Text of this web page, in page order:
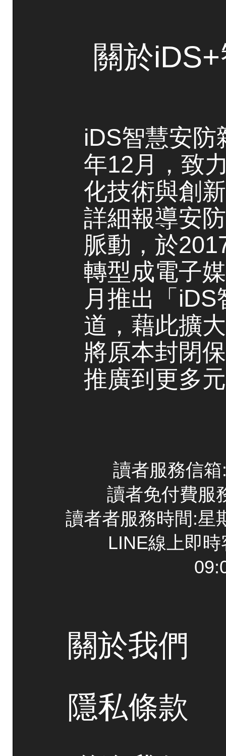
關於
iDS智慧安防
年12月，致
化技術與創
詳細報導安
脈動，於
轉型成電子
月推出「
道，藉此擴
將原本封閉
推廣到更多
讀者服務信
讀者免付費服
讀者者服務時間:星
LINE線上即
關於我們
隱私條款